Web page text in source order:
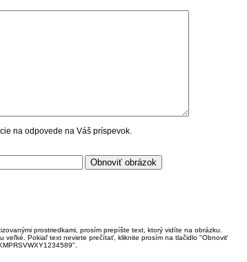
na odpovede na Váš príspevok.
prostriedkami, prosím prepíšte text, ktorý vidíte na obrázku.
veľké. Pokiaľ text neviete prečítať, kliknite prosím na tlačidlo "Obnoviť